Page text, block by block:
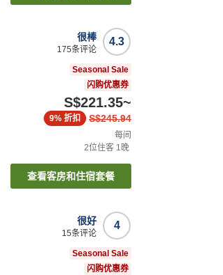
4.3
很棒
175条评论
Seasonal Sale
闪购优惠券
S$221.35~
S$245.94
9% 折扣
每间
2位住客 1晚
查看客房和住宿套餐
4
很好
15条评论
Seasonal Sale
闪购优惠券